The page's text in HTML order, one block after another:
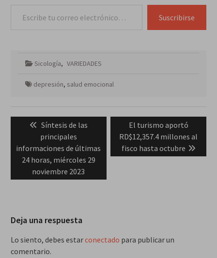
Suscribirse
Sicología, VARIEDADES
depresión, salud emocional
Navegación
entradas
Previous
post:
Síntesis de las
principales
informaciones de últimas
24 horas, miércoles 29
noviembre 2023
Next
post:
El turismo aportó
RD$12,357.4 millones al
fisco hasta octubre
Deja una respuesta
Lo siento, debes estarconectado para publicar un
comentario.